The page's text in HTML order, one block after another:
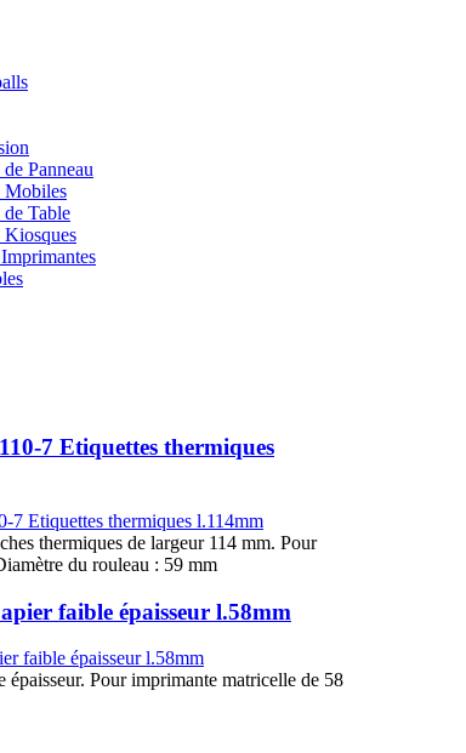
Panneau
Mobiles
Table
Kiosques
7 Etiquettes thermiques
thermiques de largeur 114 mm. Pour
du rouleau : 59 mm
faible épaisseur l.58mm
épaisseur. Pour imprimante matricelle de 58